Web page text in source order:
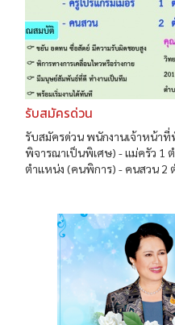
รับสมัครด่วน
รับสมัครด่วน พนักงานเจ้าหน้า
พิจารณาเป็นพิเศษ) - แม่ครัว 1 ต
ตำแหน่ง (คนพิการ) - คนสวน 2